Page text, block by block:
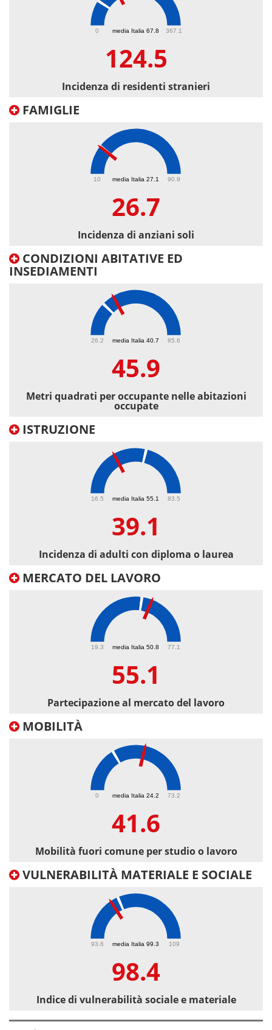
media Italia 67.8
0 367.1
124.5
Incidenza di residenti stranieri
FAMIGLIE
media Italia 27.1
10 90.9
26.7
Incidenza di anziani soli
CONDIZIONI ABITATIVE ED
INSEDIAMENTI
media Italia 40.7
26.2 85.6
45.9
Metri quadrati per occupante nelle abitazioni
occupate
ISTRUZIONE
media Italia 55.1
16.5 83.5
39.1
Incidenza di adulti con diploma o laurea
MERCATO DEL LAVORO
media Italia 50.8
19.3 77.1
55.1
Partecipazione al mercato del lavoro
MOBILITÀ
media Italia 24.2
0 73.2
41.6
Mobilità fuori comune per studio o lavoro
VULNERABILITÀ MATERIALE E SOCIALE
media Italia 99.3
93.6 109
98.4
Indice di vulnerabilità sociale e materiale